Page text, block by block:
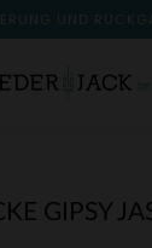
UND
GIPSY